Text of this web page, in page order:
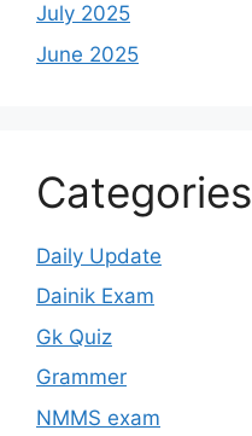
July 2025
June 2025
Categories
Daily Update
Dainik Exam
Gk Quiz
Grammer
NMMS exam